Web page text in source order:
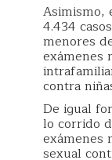
Asimismo,
4.434
menores
exámenes
contra
De igual
lo corrido
exámenes
sexual